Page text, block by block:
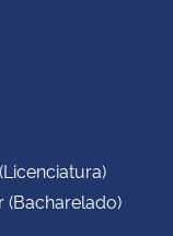
(Bacharelado)